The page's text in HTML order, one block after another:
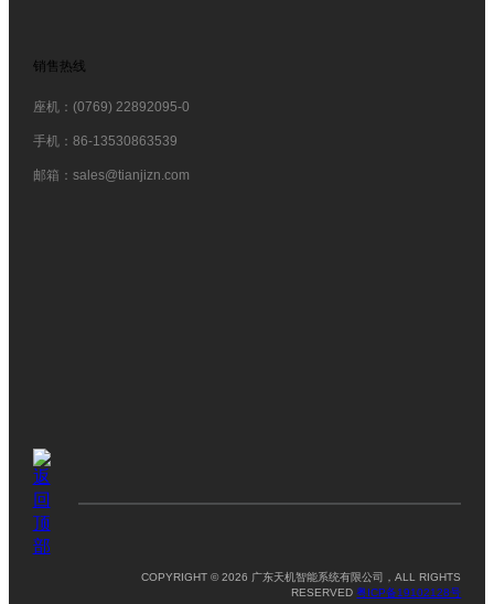
销售热线
座机：(0769) 22892095-0
手机：86-13530863539
邮箱：sales@tianjizn.com
COPYRIGHT © 2026 广东天机智能系统有限公司，ALL RIGHTS
RESERVED粤ICP备19102128号